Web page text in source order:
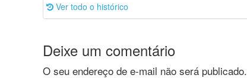
Ver todo o histórico
Deixe um comentário
O seu endereço de e-mail não será publicado.